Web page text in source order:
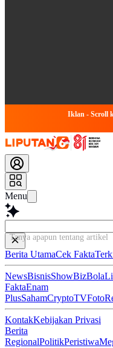
Iklan - Scroll
Menu
Tanya apapun tentang artikel
Berita UtamaCek Fakta
NewsBisnisShowBizBola
FaktaEnam
PlusSahamCryptoTVFoto
KontakKebijakan Privasi
Berita
RegionalPolitikPeristiwa